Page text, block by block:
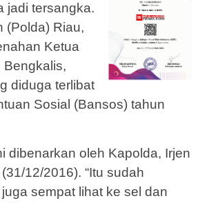
jadi tersangka.
(Polda) Riau,
Ketua
Bengkalis,
diduga terlibat
Sosial (Bansos) tahun
dibenarkan oleh Kapolda, Irjen
12/2016). “Itu sudah
sempat lihat ke sel dan